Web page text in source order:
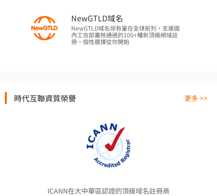
NewGTLD域名
NewGTLD域名保有量在全球前列，支援國
內工信部審核通過的100+種新頂級網域註
冊。個性選擇從你開始
時代互聯資質榮譽 更多 >>
ICANN在大中華區認證的頂級域名註冊商